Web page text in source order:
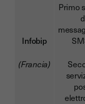
Infobip
(Francia)
Primo